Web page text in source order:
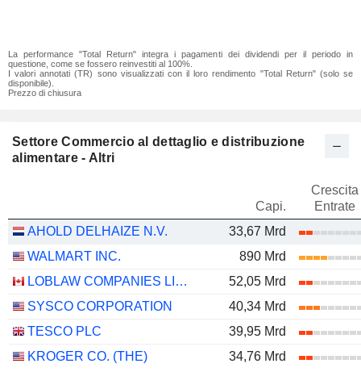
La performance "Total Return" integra i pagamenti dei dividendi per il periodo in
questione, come se fossero reinvestiti al 100%.
I valori annotati (TR) sono visualizzati con il loro rendimento "Total Return" (solo se
disponibile).
Prezzo di chiusura
Settore Commercio al dettaglio e distribuzione
alimentare - Altri
Capi.
Crescita
Entrate
AHOLD DELHAIZE N.V.
33,67 Mrd
WALMART INC.
890 Mrd
LOBLAW COMPANIES LIMITED
52,05 Mrd
SYSCO CORPORATION
40,34 Mrd
TESCO PLC
39,95 Mrd
KROGER CO. (THE)
34,76 Mrd